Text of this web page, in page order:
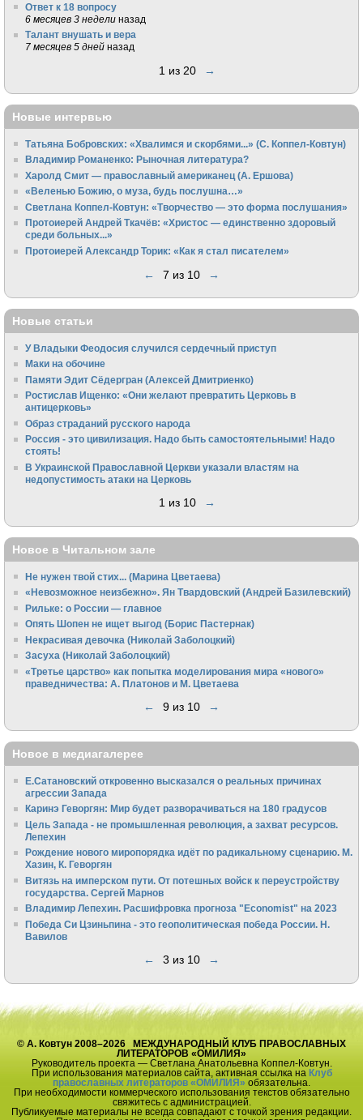
Ответ к 18 вопросу
6 месяцев 3 недели назад
Талант внушать и вера
7 месяцев 5 дней назад
1 из 20 →
Новые интервью
Татьяна Бобровских: «Хвалимся и скорбями...» (С. Коппел-Ковтун)
Владимир Романенко: Рыночная литература?
Харолд Смит — православный американец (А. Ершова)
«Веленью Божию, о муза, будь послушна…»
Светлана Коппел-Ковтун: «Творчество — это форма послушания»
Протоиерей Андрей Ткачёв: «Христос — единственно здоровый
среди больных...»
Протоиерей Александр Торик: «Как я стал писателем»
← 7 из 10 →
Новые статьи
У Владыки Феодосия случился сердечный приступ
Маки на обочине
Памяти Эдит Сёдергран (Алексей Дмитриенко)
Ростислав Ищенко: «Они желают превратить Церковь в
антицерковь»
Образ страданий русского народа
Россия - это цивилизация. Надо быть самостоятельными! Надо
стоять!
В Украинской Православной Церкви указали властям на
недопустимость атаки на Церковь
1 из 10 →
Новое в Читальном зале
Не нужен твой стих... (Марина Цветаева)
«Невозможное неизбежно». Ян Твардовский (Андрей Базилевский)
Рильке: о России — главное
Опять Шопен не ищет выгод (Борис Пастернак)
Некрасивая девочка (Николай Заболоцкий)
Засуха (Николай Заболоцкий)
«Третье царство» как попытка моделирования мира «нового»
праведничества: А. Платонов и М. Цветаева
← 9 из 10 →
Новое в медиагалерее
Е.Сатановский откровенно высказался о реальных причинах
агрессии Запада
Каринэ Геворгян: Мир будет разворачиваться на 180 градусов
Цель Запада - не промышленная революция, а захват ресурсов.
Лепехин
Рождение нового миропорядка идёт по радикальному сценарию. М.
Хазин, К. Геворгян
Витязь на имперском пути. От потешных войск к переустройству
государства. Сергей Марнов
Владимир Лепехин. Расшифровка прогноза "Economist" на 2023
Победа Си Цзиньпина - это геополитическая победа России. Н.
Вавилов
← 3 из 10 →
© А. Ковтун 2008–2026 МЕЖДУНАРОДНЫЙ КЛУБ ПРАВОСЛАВНЫХ
ЛИТЕРАТОРОВ «ОМИЛИЯ»
Руководитель проекта — Светлана Анатольевна Коппел-Ковтун.
При использования материалов сайта, активная ссылка на Клуб
православных литераторов «ОМИЛИЯ» обязательна.
При необходимости коммерческого использования текстов обязательно
свяжитесь с администрацией.
Публикуемые материалы не всегда совпадают с точкой зрения редакции.